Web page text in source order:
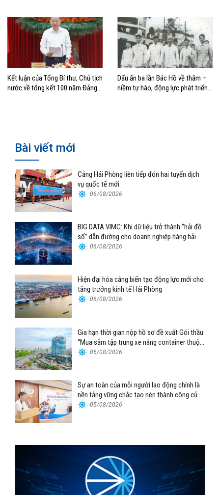
Kết luận của Tổng Bí thư, Chủ tịch
nước về tổng kết 100 năm Đảng
Dấu ấn ba lần Bác Hồ về thăm –
niềm tự hào, động lực phát triển
Bài viết mới
Cảng Hải Phòng liên tiếp đón hai tuyến dịch
vụ quốc tế mới
06/08/2026
BIG DATA VIMC: Khi dữ liệu trở thành “hải đồ
số” dẫn đường cho doanh nghiệp hàng hải
06/08/2026
Hiện đại hóa cảng biển tạo động lực mới cho
tăng trưởng kinh tế Hải Phòng
06/08/2026
Gia hạn thời gian nộp hồ sơ đề xuất Gói thầu
“Mua sắm tập trung xe nâng container thuộc
Tổng công ty Hàng hải Việt Nam – CTCP”
05/08/2026
Sự an toàn của mỗi người lao động chính là
nền tảng vững chắc tạo nên thành công của
Cảng Đà Nẵng
05/08/2026